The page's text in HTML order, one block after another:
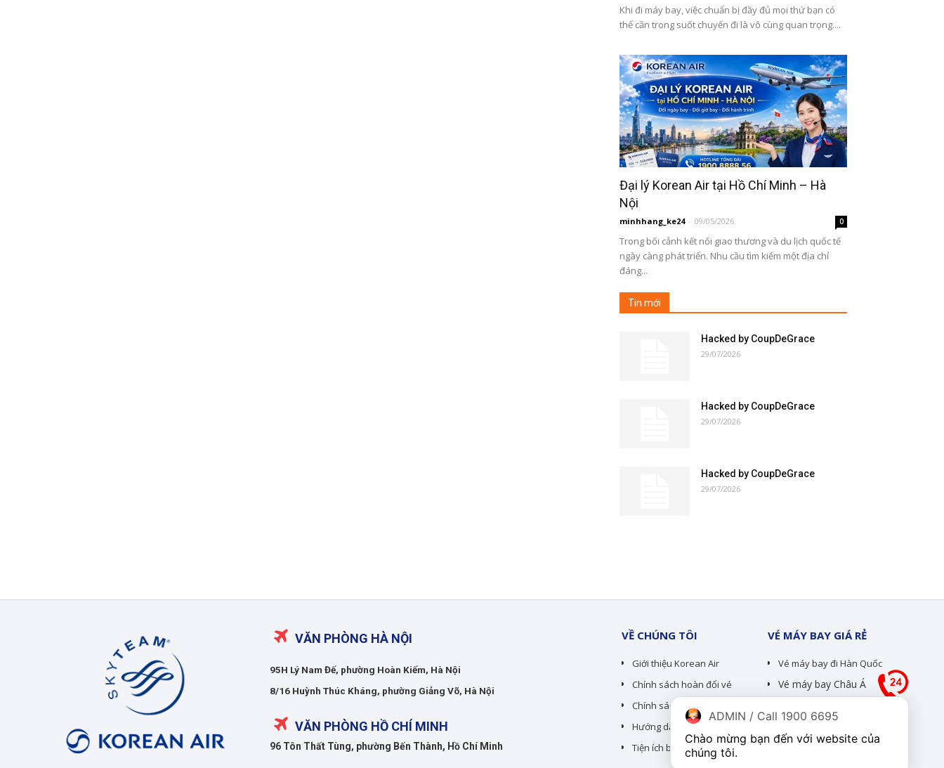
Khi đi máy bay, việc chuẩn bị đầy đủ mọi thứ bạn có
thể cần trong suốt chuyến đi là vô cùng quan trọng....
Đại lý Korean Air tại Hồ Chí Minh – Hà
Nội
minhhang_ke24 - 09/05/2026 0
Trong bối cảnh kết nối giao thương và du lịch quốc tế
ngày càng phát triển. Nhu cầu tìm kiếm một địa chỉ
đáng...
Tin mới
Hacked by CoupDeGrace
29/07/2026
Hacked by CoupDeGrace
29/07/2026
Hacked by CoupDeGrace
29/07/2026
VĂN PHÒNG HÀ NỘI
95H Lý Nam Đế, phường Hoàn Kiếm, Hà Nội
8/16 Huỳnh Thúc Kháng, phường Giảng Võ, Hà Nội
VĂN PHÒNG HỒ CHÍ MINH
96 Tôn Thất Tùng, phường Bến Thành, Hồ Chí Minh
VỀ CHÚNG TÔI
Giới thiệu Korean Air
Chính sách hoàn đổi vé
Chính sách bảo mật thông tin
Hướng dẫn thanh toán
Tiện ích bay
VÉ MÁY BAY GIÁ RẺ
Vé máy bay đi Hàn Quốc
Vé máy bay Châu Á
ADMIN / Call 1900 6695
Chào mừng bạn đến với website của
chúng tôi.